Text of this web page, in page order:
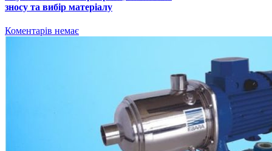
зносу та вибір матеріалу
Коментарів немає